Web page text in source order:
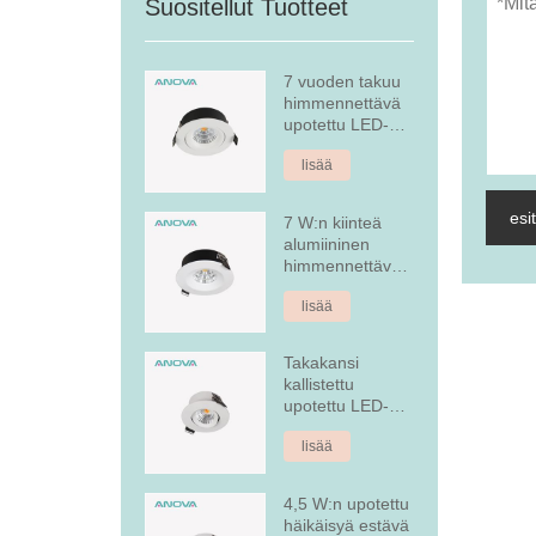
Suositellut Tuotteet
7 vuoden takuu
himmennettävä
upotettu LED-
alasvalo
lisää
7 W:n kiinteä
alumiininen
himmennettävä
upotettu LED-
alasvalo
lisää
Takakansi
kallistettu
upotettu LED-
alasvalo
lisää
4,5 W:n upotettu
häikäisyä estävä